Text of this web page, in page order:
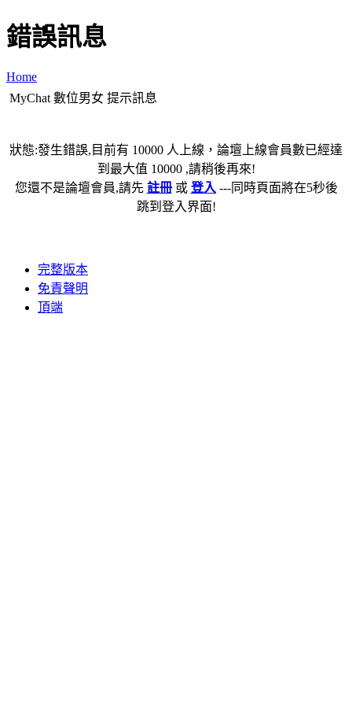
錯誤訊息
Home
MyChat 數位男女 提示訊息
狀態:發生錯誤,目前有 10000 人上線，論壇上線會員數已經達
到最大值 10000 ,請稍後再來!
您還不是論壇會員,請先 註冊或 登入 ---同時頁面將在5秒後
跳到登入界面!
完整版本
免責聲明
頂端